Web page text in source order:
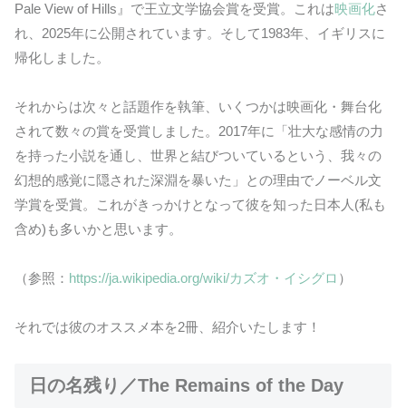
Pale View of Hills』で王立文学協会賞を受賞。これは映画化さ
れ、2025年に公開されています。そして1983年、イギリスに
帰化しました。
それからは次々と話題作を執筆、いくつかは映画化・舞台化
されて数々の賞を受賞しました。2017年に「壮大な感情の力
を持った小説を通し、世界と結びついているという、我々の
幻想的感覚に隠された深淵を暴いた」との理由でノーベル文
学賞を受賞。これがきっかけとなって彼を知った日本人(私も
含め)も多いかと思います。
（参照： https://ja.wikipedia.org/wiki/カズオ・イシグロ ）
それでは彼のオススメ本を2冊、紹介いたします！
日の名残り／The Remains of the Day